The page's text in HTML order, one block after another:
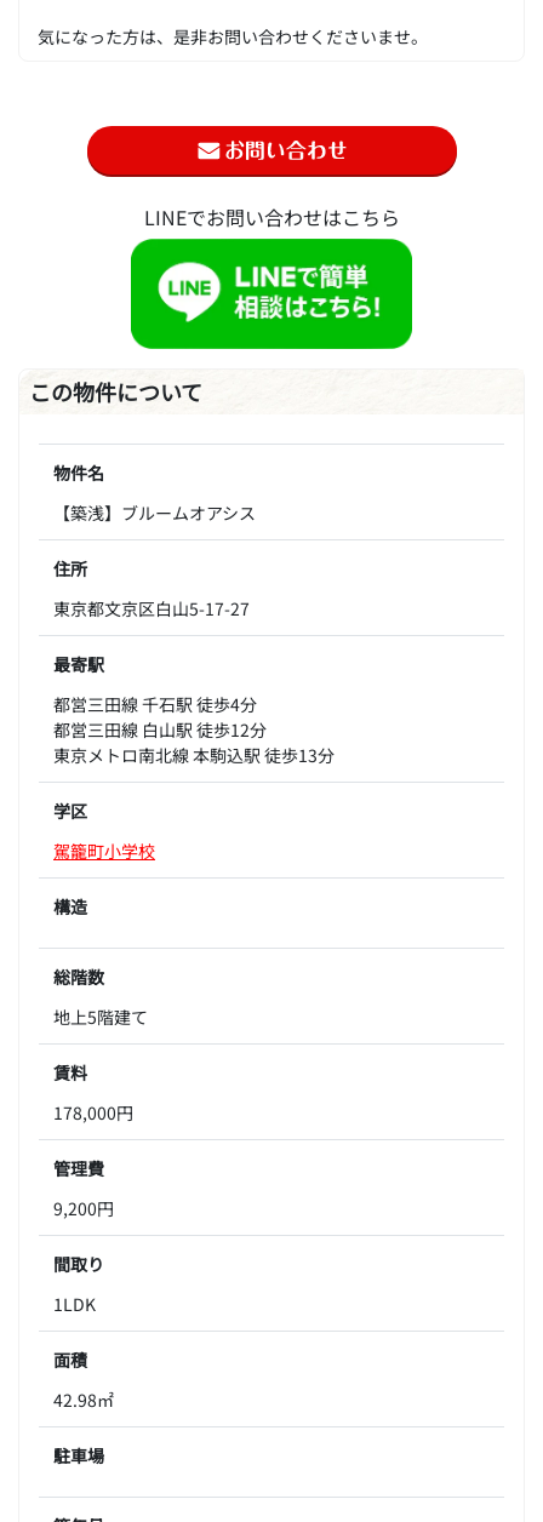
気になった方は、是非お問い合わせくださいませ。
LINEでお問い合わせはこちら
この物件について
物件名
【築浅】ブルームオアシス
住所
東京都文京区白山5-17-27
最寄駅
都営三田線 千石駅 徒歩4分
都営三田線 白山駅 徒歩12分
東京メトロ南北線 本駒込駅 徒歩13分
学区
駕籠町小学校
構造
総階数
地上5階建て
賃料
178,000円
管理費
9,200円
間取り
1LDK
面積
42.98㎡
駐車場